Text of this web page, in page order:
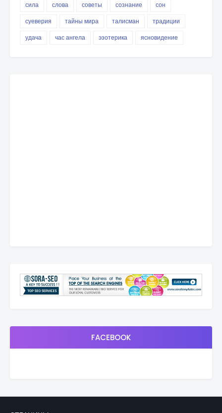
сила
слова советы сознание
сон
суеверия
тайны мира талисман
традиции
удача
час ангела эзотерика ясновидение
FACEBOOK